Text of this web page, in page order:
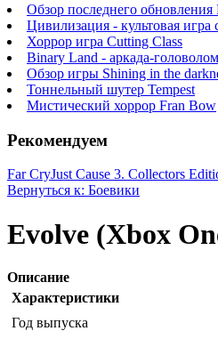
Обзор последнего обновления
Цивилизация - культовая игра
Хоррор игра Cutting Class
Binary Land - аркада-
Обзор игры Shining in the
Тоннельный шутер Tempest
Мистический хоррор Fran Bow
Рекомендуем
Far CryJust Cause 3. Collectors
Вернуться к: Боевики
Evolve (Xbox
Описание
Характеристики
Год выпуска